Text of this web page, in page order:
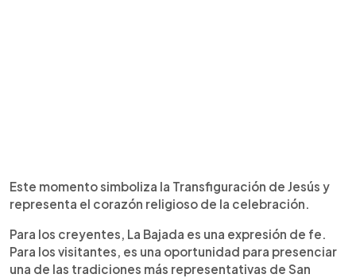
Este momento simboliza la Transfiguración de Jesús y
representa el corazón religioso de la celebración.
Para los creyentes, La Bajada es una expresión de fe.
Para los visitantes, es una oportunidad para presenciar
una de las tradiciones más representativas de San